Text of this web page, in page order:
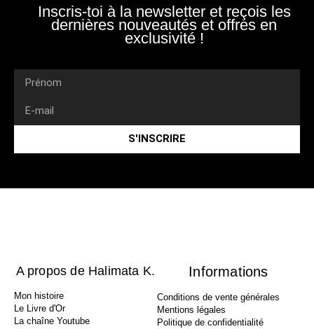
Inscris-toi à la newsletter et reçois les
dernières nouveautés et offres en
exclusivité !
S'INSCRIRE
A propos de Halimata K.
Mon histoire
Le Livre d'Or
La chaîne Youtube
Informations
Conditions de vente générales
Mentions légales
Politique de confidentialité